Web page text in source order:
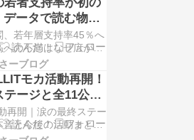
）6カ月連続1位達
が急浮上した6月 新
ブランド評判ランキン
ータで読む物価
感のズレ
、若年層支持率45％へ
への不満はなぜ広がる
最新分析 高市早苗
支持率、ついに50％を
高への不満はなぜ広が
22万円、家賃7万円、
り月4,000〜5,000円ほ
する。外食はほぼ…
ーブログ
モカ活動再開！
ージと全11公演
の行方
再開｜涙の最終ステー
音と今後の活動まとめ
「また同じ選択をす